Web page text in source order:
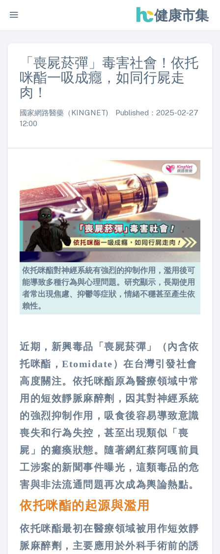
健康市集
「喪屍菸彈」毒害社會！依托
咪酯一吸成癮，如同行屍走
肉！
國家網路醫藥（KINGNET) Published：2025-02-27
12:00
依托咪酯對神經系統有強烈的抑制作用，濫用後可
能導致多種行為與心理問題。研究顯示，長期使用
者常出現焦慮、抑鬱等症狀，情緒不穩甚至產生依
賴性。
近期，新興毒品「喪屍菸彈」（內含依
托咪酯，Etomidate）在台灣引發社會
高度關注。依托咪酯原為醫療領域中常
用的短效靜脈麻醉劑，因其對神經系統
的強烈抑制作用，吸食後容易導致意識
喪失和行為失控，甚至出現類似「喪
屍」的癱瘓狀態。隨著網紅蔡阿嘎前員
工涉案的新聞事件曝光，這類毒品的危
害與非法流通問題再次成為輿論熱點。
依托咪酯的起源與濫用
依托咪酯最初在醫療領域被用作短效靜
脈麻醉劑，主要應用於外科手術前的誘